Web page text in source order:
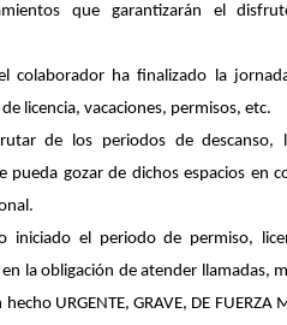
que garantizarán el
colaborador ha finalizado la
licencia, vacaciones, permisos, etc.
de los periodos de descanso,
pueda gozar de dichos espacios en
iniciado el periodo de permiso,
la obligación de atender llamadas,
URGENTE, GRAVE, DE FUERZA